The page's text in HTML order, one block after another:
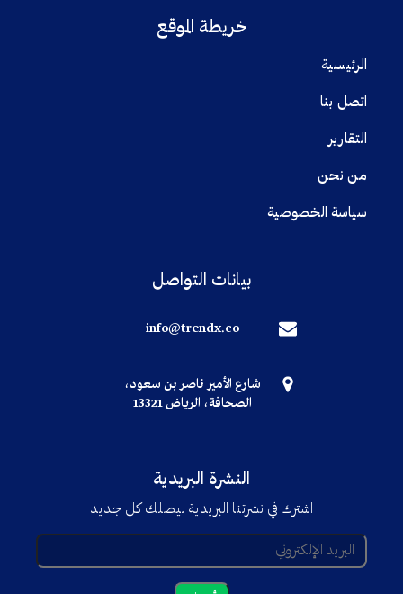
خريطة الموقع
الرئيسية
اتصل بنا
التقارير
من نحن
سياسة الخصوصية
بيانات التواصل
info@trendx.co
شارع الأمير ناصر بن سعود،
الصحافة، الرياض 13321
النشرة البريدية
اشترك في نشرتنا البريدية ليصلك كل جديد